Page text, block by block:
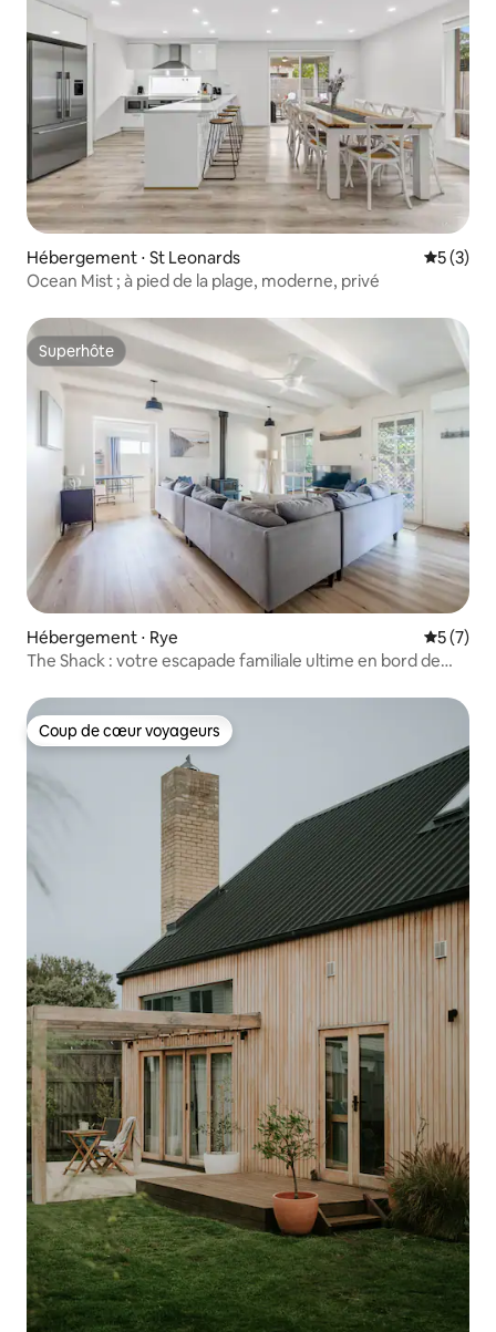
Hébergement ⋅ St Leonards
5 (3)
Ocean Mist ; à pied de la plage, moderne, privé
Superhôte
Superhôte
Hébergement ⋅ Rye
5 (7)
The Shack : votre escapade familiale ultime en bord de
Coup de cœur voyageurs
Coup de cœur voyageurs